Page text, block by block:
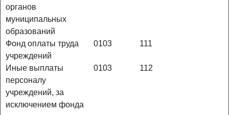
органов
муниципальных
образований
Фонд оплаты труда
учреждений
0103 111
Иные выплаты
персоналу
учреждений, за
исключением фонда
0103 112